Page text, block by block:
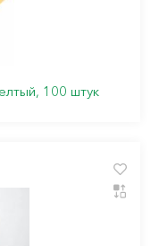
100 штук